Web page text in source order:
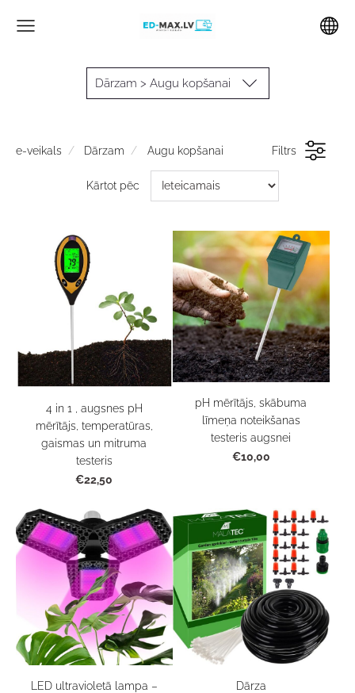
Dārzam > Augu kopšanai
e-veikals Dārzam Augu kopšanai Filtrs
Kārtot pēc
4 in 1 , augsnes pH
mērītājs, temperatūras,
gaismas un mitruma
testeris
€22,50
pH mērītājs, skābuma
līmeņa noteikšanas
testeris augsnei
€10,00
LED ultravioletā lampa –
Dārza